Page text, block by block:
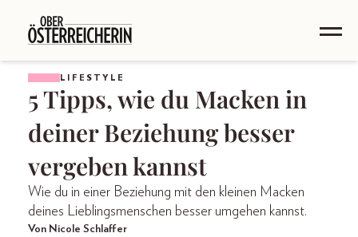
LIFESTYLE
5 Tipps, wie du Macken in
deiner Beziehung besser
vergeben kannst
Wie du in einer Beziehung mit den kleinen Macken
deines Lieblingsmenschen besser umgehen kannst.
Von Nicole Schlaffer